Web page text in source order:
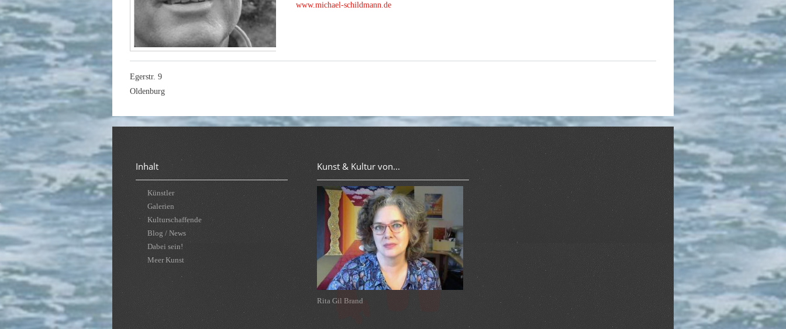
www.michael-schildmann.de
Egerstr. 9
Oldenburg
Inhalt
Künstler
Galerien
Kulturschaffende
Blog / News
Dabei sein!
Meer Kunst
Kunst & Kultur von...